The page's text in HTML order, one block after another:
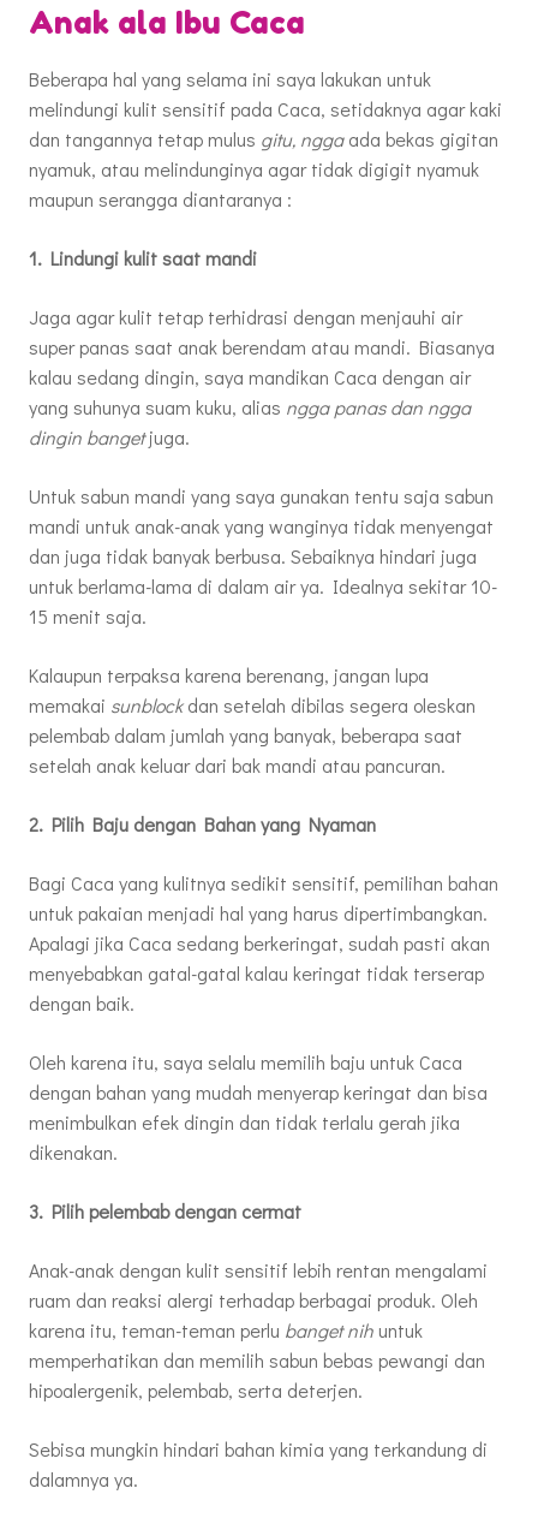
Anak ala Ibu Caca
Beberapa hal yang selama ini saya lakukan untuk
melindungi kulit sensitif pada Caca, setidaknya agar kaki
dan tangannya tetap mulus gitu, nggaada bekas gigitan
nyamuk, atau melindunginya agar tidak digigit nyamuk
maupun serangga diantaranya :
1. Lindungi kulit saat mandi
Jaga agar kulit tetap terhidrasi dengan menjauhi air
super panas saat anak berendam atau mandi. Biasanya
kalau sedang dingin, saya mandikan Caca dengan air
yang suhunya suam kuku, alias ngga panas dan ngga
dingin bangetjuga.
Untuk sabun mandi yang saya gunakan tentu saja sabun
mandi untuk anak-anak yang wanginya tidak menyengat
dan juga tidak banyak berbusa. Sebaiknya hindari juga
untuk berlama-lama di dalam air ya. Idealnya sekitar 10-
15 menit saja.
Kalaupun terpaksa karena berenang, jangan lupa
memakai sunblockdan setelah dibilas segera oleskan
pelembab dalam jumlah yang banyak, beberapa saat
setelah anak keluar dari bak mandi atau pancuran.
2. Pilih Baju dengan Bahan yang Nyaman
Bagi Caca yang kulitnya sedikit sensitif, pemilihan bahan
untuk pakaian menjadi hal yang harus dipertimbangkan.
Apalagi jika Caca sedang berkeringat, sudah pasti akan
menyebabkan gatal-gatal kalau keringat tidak terserap
dengan baik.
Oleh karena itu, saya selalu memilih baju untuk Caca
dengan bahan yang mudah menyerap keringat dan bisa
menimbulkan efek dingin dan tidak terlalu gerah jika
dikenakan.
3. Pilih pelembab dengan cermat
Anak-anak dengan kulit sensitif lebih rentan mengalami
ruam dan reaksi alergi terhadap berbagai produk. Oleh
karena itu, teman-teman perlu banget nih untuk
memperhatikan dan memilih sabun bebas pewangi dan
hipoalergenik, pelembab, serta deterjen.
Sebisa mungkin hindari bahan kimia yang terkandung di
dalamnya ya.